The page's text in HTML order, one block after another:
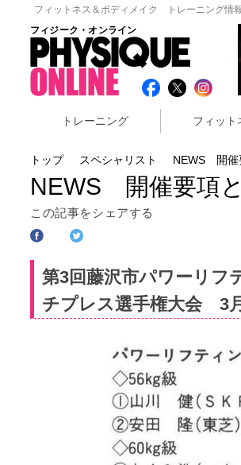
フィットネス＆ボディメイク トレーニング情
フィジーク・オンライン
トレーニング フィット
トップ スペシャリスト NEWS 開催
NEWS 開催要項
この記事をシェアする
第3回藤沢市パワーリ
チプレス選手権大会 3